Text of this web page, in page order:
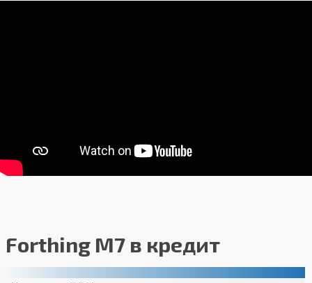
Forthing M7 в кредит